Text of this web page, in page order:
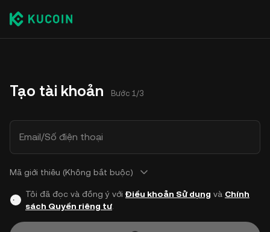
Tạo tài khoản Bước 1/3
Email/Số điện thoại
Mã giới thiêu (Không bắt buộc)
Tôi đã đọc và đồng ý với Điều khoản Sử dụng và Chính
sách Quyền riêng tư.